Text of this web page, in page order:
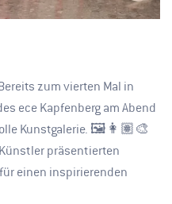
zum vierten Mal in
ece Kapfenberg am Abend
Kunstgalerie. 🖼️👩🏽‍🎨
präsentierten
einen inspirierenden